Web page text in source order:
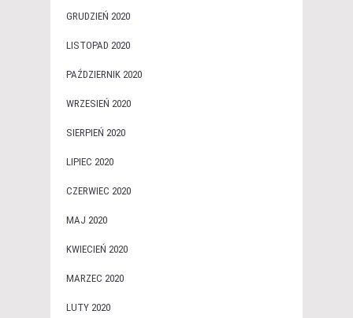
GRUDZIEŃ 2020
LISTOPAD 2020
PAŹDZIERNIK 2020
WRZESIEŃ 2020
SIERPIEŃ 2020
LIPIEC 2020
CZERWIEC 2020
MAJ 2020
KWIECIEŃ 2020
MARZEC 2020
LUTY 2020